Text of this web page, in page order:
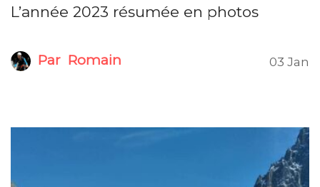
L’année 2023 résumée en photos
Par Romain 03 Jan